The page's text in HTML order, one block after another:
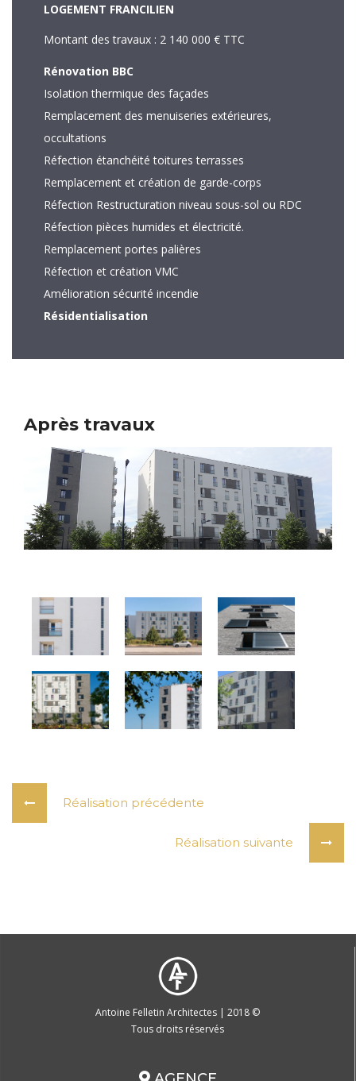
LOGEMENT FRANCILIEN
Montant des travaux : 2 140 000 € TTC
Rénovation BBC
Isolation thermique des façades
Remplacement des menuiseries extérieures,
occultations
Réfection étanchéité toitures terrasses
Remplacement et création de garde-corps
Réfection Restructuration niveau sous-sol ou RDC
Réfection pièces humides et électricité.
Remplacement portes palières
Réfection et création VMC
Amélioration sécurité incendie
Résidentialisation
Après travaux
Réalisation précédente
Réalisation suivante
Antoine Felletin Architectes | 2018 ©
Tous droits réservés